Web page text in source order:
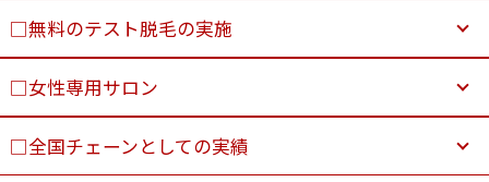
□無料のテスト脱毛の実施
□女性専用サロン
□全国チェーンとしての実績